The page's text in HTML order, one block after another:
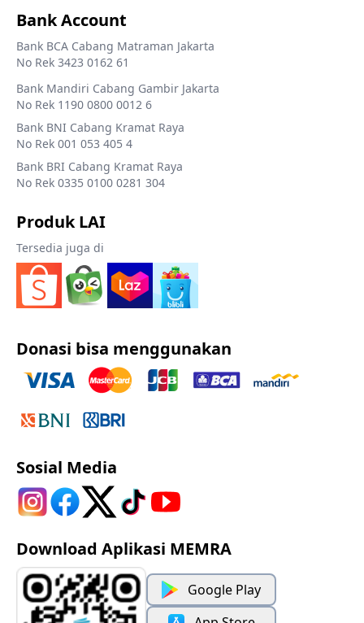
Bank Account
Bank BCA Cabang Matraman Jakarta
No Rek 3423 0162 61
Bank Mandiri Cabang Gambir Jakarta
No Rek 1190 0800 0012 6
Bank BNI Cabang Kramat Raya
No Rek 001 053 405 4
Bank BRI Cabang Kramat Raya
No Rek 0335 0100 0281 304
Produk LAI
Tersedia juga di
Donasi bisa menggunakan
Sosial Media
Download Aplikasi MEMRA
Google Play